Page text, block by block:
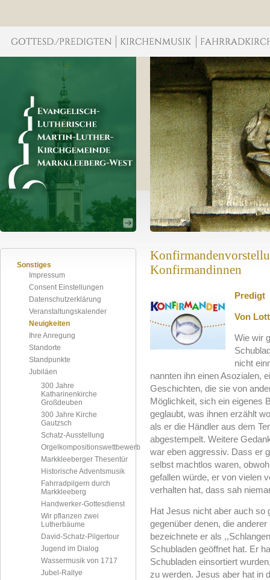
Sonstiges
Impressum
Consent Einstellungen
Datenschutzerklärung
Veranstaltungskalender
Neuigkeiten
Ihre Anregung
Standorte
Standpunkte
Jubiläen
300 Jahre
Katharinenkirche
Großdeuben
300 Jahre Kirche
Gautzsch
Schatz-Ausstellung
Orgelkompositionswettbewerb
Markkleeberger Thesentür
Historische Adventsmusik
Fahrradpilgern durch
Markkleeberg
Handwerker-Gottesdienst
Wir pflanzen zwei
Lutherbäume
David-Schatz-Pilgertour
Jugend im Dialog
Wassermusik von 1717
Jubel-Rallye
Konfirmandinnen
Predigt
Von
Wie wir
nicht
nannten ihn einen Asozialen,
Geschichten, die sie von
Möglichkeit, sich ein eigenes
geglaubt, was ihnen erzählt
als er die Händler aus dem
abgestempelt. Weitere
war eben aggressiv. Dass er
selbst machtlos waren,
gefallen würde, er von vielen
verhalten hat, dass sah
Hat Jesus nicht aber auch so
gegenüber denen, die
bezeichnete er als
Schubladen geöffnet hat. Er
Schubladen einsortiert
zu werden. Jesus aber hat in